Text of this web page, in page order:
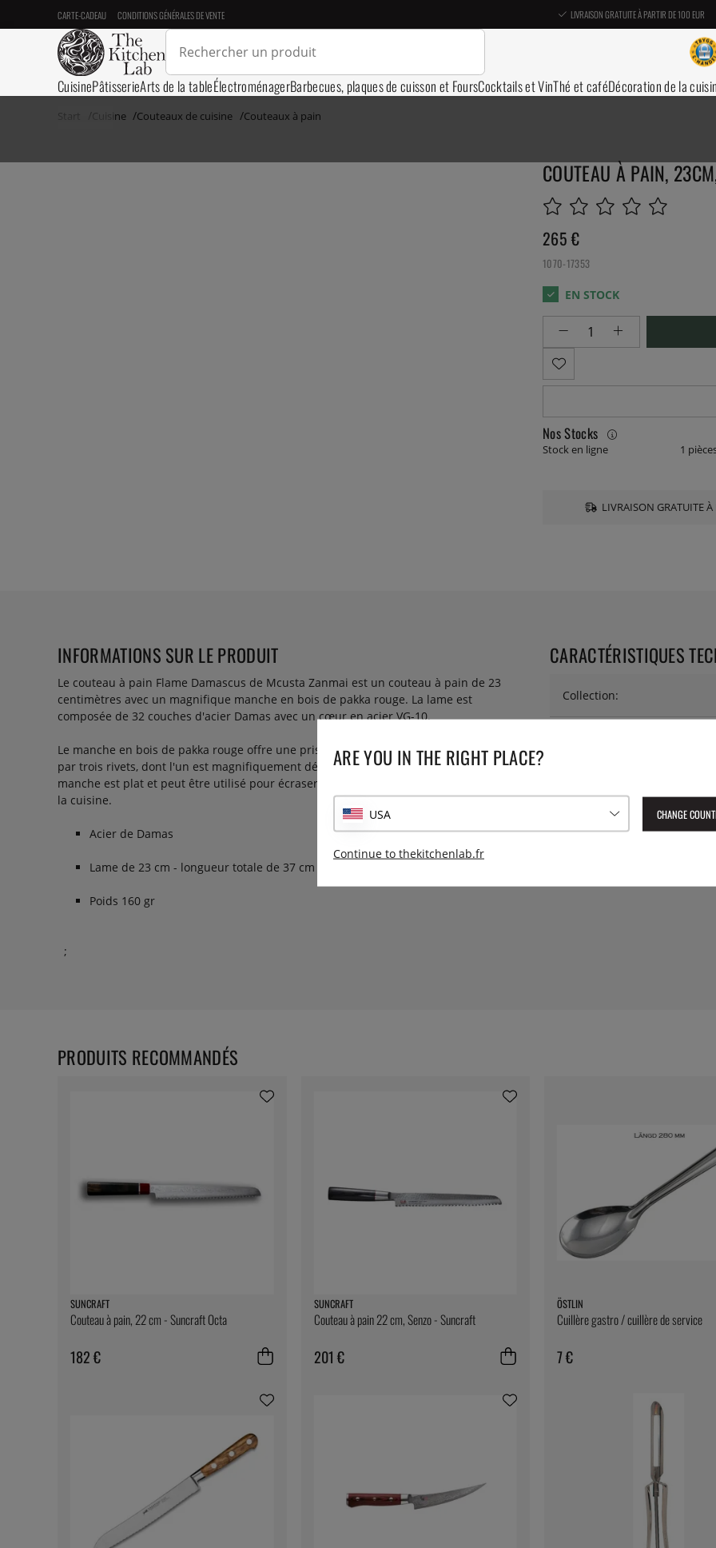
CARTE-CADEAU CONDITIONS GÉNÉRALES DE VENTE LIVRAISON GRATUITE À PARTIR DE 100 EUR
CuisinePâtisserieArts de la tableÉlectroménagerBarbecues, plaques de cuisson et FoursCocktails et VinThé et caféDécoration de la
Start Cuisine Couteaux de cuisine Couteaux à pain
COUTEAU À PAIN,
265 €
1070-17353
Nos Stocks
Stock en ligne 1
LIVRAISON GRATUITE
INFORMATIONS SUR LE PRODUIT
Le couteau à pain Flame Damascus de Mcusta Zanmai est un couteau à pain de 23
centimètres avec un magnifique manche en bois de pakka rouge. La lame est
composée de 32 couches d'acier Damas avec un cœur en acier VG-10.
Le manche en bois de pakka rouge offre une prise en main très confortable et est fixé
par trois rivets, dont l'un est magnifiquement décoré d'une mosaïque. Le bas du
manche est plat et peut être utilisé pour écraser l'ail et autres tâches similaires dans
la cuisine.
Acier de Damas
Lame de 23 cm - longueur totale de 37 cm
Poids 160 gr
;
CARACTÉRISTIQUES
Collection:
SUNCRAFT
Couteau à pain, 22 cm - Suncraft Octa
182 €
SUNCRAFT
Couteau à pain 22 cm, Senzo - Suncraft
201 €
ÖSTLIN
Cuillère gastro / cuillère de service
7 €
PRODUITS RECOMMANDÉS
ARE YOU IN THE RIGHT PLACE?
USA CHANGE
Continue to thekitchenlab.fr